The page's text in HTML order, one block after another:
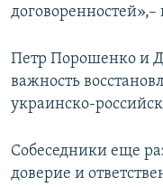
Петр Порошенко и
важность
украинско-
Собеседники еще
доверие и